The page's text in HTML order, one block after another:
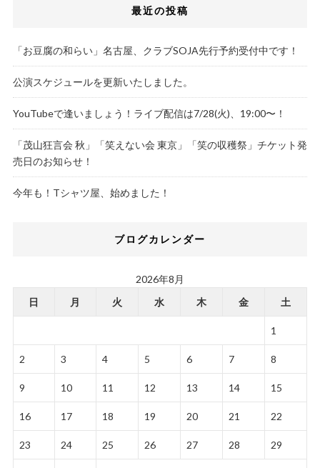
最近の投稿
「お豆腐の和らい」名古屋、クラブSOJA先行予約受付中です！
公演スケジュールを更新いたしました。
YouTubeで逢いましょう！ライブ配信は7/28(火)、19:00〜！
「茂山狂言会 秋」「笑えない会 東京」「笑の収穫祭」チケット発
売日のお知らせ！
今年も！Tシャツ屋、始めました！
ブログカレンダー
2026年8月
日
月 火 水 木 金 土
1
2 3 4 5 6 7 8
9 10 11 12 13 14 15
16 17 18 19 20 21 22
23 24 25 26 27 28 29